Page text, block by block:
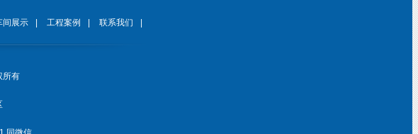
间展示 工程案例 联系我们
所有